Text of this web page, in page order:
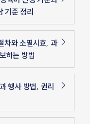
기준 정리
차와 소멸시효, 과
하는 방법
행사 방법, 권리